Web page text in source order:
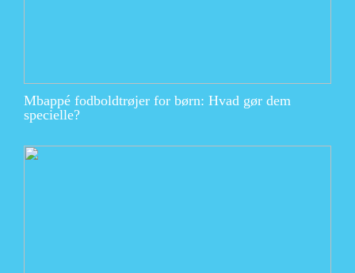
Mbappé fodboldtrøjer for børn: Hvad gør dem
specielle?